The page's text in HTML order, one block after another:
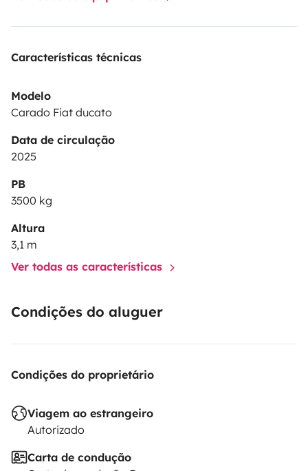
Características técnicas
Modelo
Carado Fiat ducato
Data de circulação
2025
PB
3500 kg
Altura
3,1 m
Ver todas as características
Condições do aluguer
Condições do proprietário
Viagem ao estrangeiro
Autorizado
Carta de condução